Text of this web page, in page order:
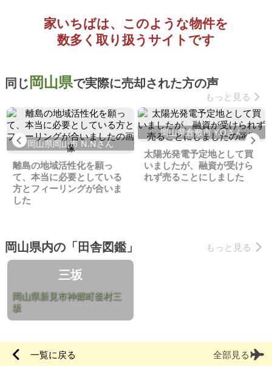
家いちばは、このような物件を
数多く取り扱うサイトです
同じ岡山県で実際に売却された方の声
もっと見る
Previous
岡山県岡山市 N.Nさん
離島の地域活性化を願っ
て、本当に必要としている
方とフィーリングが合いま
した
岡山県倉敷市 Y.Oさん
太陽光発電予定地として買
いましたが、融資が受けら
れず売ることにしました
岡山県内の「田舎図鑑」 もっと見る
三坂
岡山県新見市神郷町釜村三
坂
一覧に戻る 全部見る